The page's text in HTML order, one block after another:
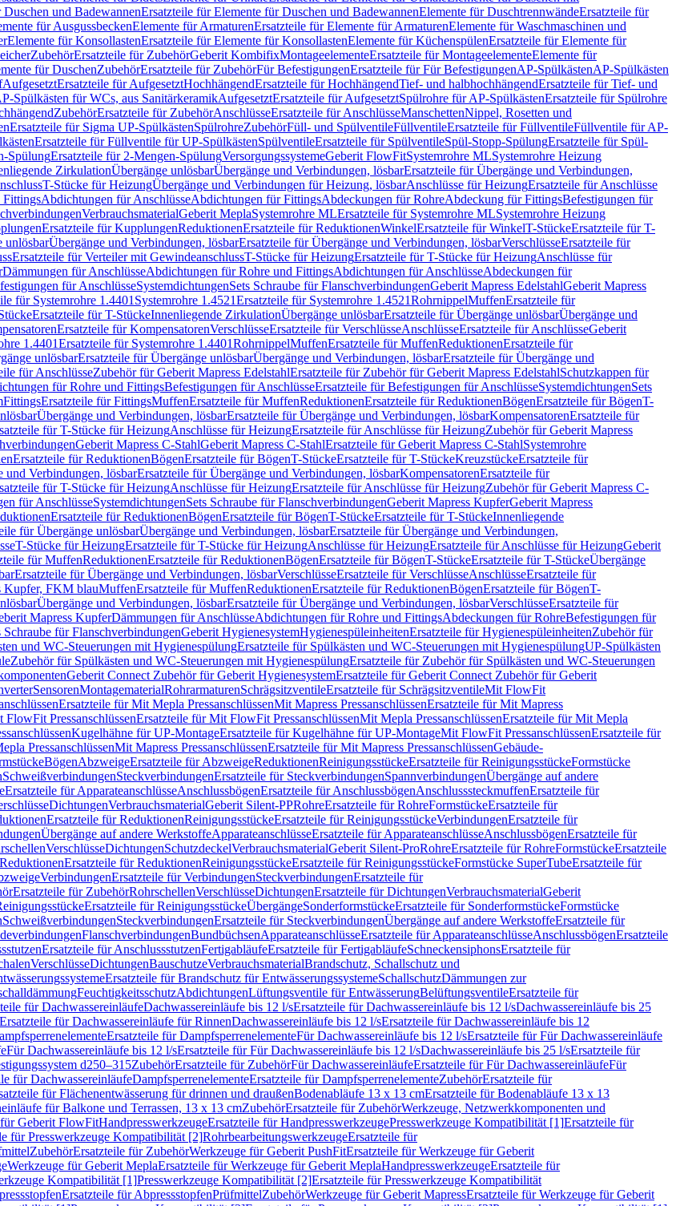
und BadewannenErsatzteile für Elemente für Duschen und BadewannenElemente für DuschtrennwändeErsatzteile für
für AusgussbeckenElemente für ArmaturenErsatzteile für Elemente für ArmaturenElemente für Waschmaschinen und
Elemente für KonsollastenErsatzteile für Elemente für KonsollastenElemente für KüchenspülenErsatzteile für Elemente für
ZubehörErsatzteile für ZubehörGeberit KombifixMontageelementeErsatzteile für MontageelementeElemente für
für DuschenZubehörErsatzteile für ZubehörFür BefestigungenErsatzteile für Für BefestigungenAP-SpülkästenAP-Spülkästen
AufgesetztErsatzteile für AufgesetztHochhängendErsatzteile für HochhängendTief- und halbhochhängendErsatzteile für Tief- und
Spülkästen für WCs, aus SanitärkeramikAufgesetztErsatzteile für AufgesetztSpülrohre für AP-SpülkästenErsatzteile für Spülrohre
ZubehörErsatzteile für ZubehörAnschlüsseErsatzteile für AnschlüsseManschettenNippel, Rosetten und
Ersatzteile für Sigma UP-SpülkästenSpülrohreZubehörFüll- und SpülventileFüllventileErsatzteile für FüllventileFüllventile für AP-
Ersatzteile für Füllventile für UP-SpülkästenSpülventileErsatzteile für SpülventileSpül-Stopp-SpülungErsatzteile für Spül-
SpülungErsatzteile für 2-Mengen-SpülungVersorgungssystemeGeberit FlowFitSystemrohre MLSystemrohre Heizung
ZirkulationÜbergänge unlösbarÜbergänge und Verbindungen, lösbarErsatzteile für Übergänge und Verbindungen,
T-Stücke für HeizungÜbergänge und Verbindungen für Heizung, lösbarAnschlüsse für HeizungErsatzteile für Anschlüsse
FittingsAbdichtungen für AnschlüsseAbdichtungen für FittingsAbdeckungen für RohreAbdeckung für FittingsBefestigungen für
VerbrauchsmaterialGeberit MeplaSystemrohre MLErsatzteile für Systemrohre MLSystemrohre Heizung
Ersatzteile für KupplungenReduktionenErsatzteile für ReduktionenWinkelErsatzteile für WinkelT-StückeErsatzteile für T-
unlösbarÜbergänge und Verbindungen, lösbarErsatzteile für Übergänge und Verbindungen, lösbarVerschlüsseErsatzteile für
Ersatzteile für Verteiler mit GewindeanschlussT-Stücke für HeizungErsatzteile für T-Stücke für HeizungAnschlüsse für
Dämmungen für AnschlüsseAbdichtungen für Rohre und FittingsAbdichtungen für AnschlüsseAbdeckungen für
für AnschlüsseSystemdichtungenSets Schraube für FlanschverbindungenGeberit Mapress EdelstahlGeberit Mapress
für Systemrohre 1.4401 Systemrohre 1.4521Ersatzteile für Systemrohre 1.4521RohrnippelMuffenErsatzteile für
Ersatzteile für T-StückeInnenliegende ZirkulationÜbergänge unlösbarErsatzteile für Übergänge unlösbarÜbergänge und
Ersatzteile für KompensatorenVerschlüsseErsatzteile für VerschlüsseAnschlüsseErsatzteile für AnschlüsseGeberit
1.4401Ersatzteile für Systemrohre 1.4401RohrnippelMuffenErsatzteile für MuffenReduktionenErsatzteile für
unlösbarErsatzteile für Übergänge unlösbarÜbergänge und Verbindungen, lösbarErsatzteile für Übergänge und
für AnschlüsseZubehör für Geberit Mapress EdelstahlErsatzteile für Zubehör für Geberit Mapress EdelstahlSchutzkappen für
für Rohre und FittingsBefestigungen für AnschlüsseErsatzteile für Befestigungen für AnschlüsseSystemdichtungenSets
FittingsErsatzteile für FittingsMuffenErsatzteile für MuffenReduktionenErsatzteile für ReduktionenBögenErsatzteile für BögenT-
Übergänge und Verbindungen, lösbarErsatzteile für Übergänge und Verbindungen, lösbarKompensatorenErsatzteile für
für T-Stücke für HeizungAnschlüsse für HeizungErsatzteile für Anschlüsse für HeizungZubehör für Geberit Mapress
Geberit Mapress C-StahlGeberit Mapress C-StahlErsatzteile für Geberit Mapress C-StahlSystemrohre
Ersatzteile für ReduktionenBögenErsatzteile für BögenT-StückeErsatzteile für T-StückeKreuzstückeErsatzteile für
und Verbindungen, lösbarErsatzteile für Übergänge und Verbindungen, lösbarKompensatorenErsatzteile für
für T-Stücke für HeizungAnschlüsse für HeizungErsatzteile für Anschlüsse für HeizungZubehör für Geberit Mapress C-
für AnschlüsseSystemdichtungenSets Schraube für FlanschverbindungenGeberit Mapress KupferGeberit Mapress
Ersatzteile für ReduktionenBögenErsatzteile für BögenT-StückeErsatzteile für T-StückeInnenliegende
für Übergänge unlösbarÜbergänge und Verbindungen, lösbarErsatzteile für Übergänge und Verbindungen,
T-Stücke für HeizungErsatzteile für T-Stücke für HeizungAnschlüsse für HeizungErsatzteile für Anschlüsse für HeizungGeberit
für MuffenReduktionenErsatzteile für ReduktionenBögenErsatzteile für BögenT-StückeErsatzteile für T-StückeÜbergänge
Ersatzteile für Übergänge und Verbindungen, lösbarVerschlüsseErsatzteile für VerschlüsseAnschlüsseErsatzteile für
Kupfer, FKM blauMuffenErsatzteile für MuffenReduktionenErsatzteile für ReduktionenBögenErsatzteile für BögenT-
Übergänge und Verbindungen, lösbarErsatzteile für Übergänge und Verbindungen, lösbarVerschlüsseErsatzteile für
Mapress KupferDämmungen für AnschlüsseAbdichtungen für Rohre und FittingsAbdeckungen für RohreBefestigungen für
Schraube für FlanschverbindungenGeberit HygienesystemHygienespüleinheitenErsatzteile für HygienespüleinheitenZubehör für
und WC-Steuerungen mit HygienespülungErsatzteile für Spülkästen und WC-Steuerungen mit HygienespülungUP-Spülkästen
Zubehör für Spülkästen und WC-Steuerungen mit HygienespülungErsatzteile für Zubehör für Spülkästen und WC-Steuerungen
Geberit Connect Zubehör für Geberit HygienesystemErsatzteile für Geberit Connect Zubehör für Geberit
SensorenMontagematerialRohrarmaturenSchrägsitzventileErsatzteile für SchrägsitzventileMit FlowFit
Ersatzteile für Mit Mepla PressanschlüssenMit Mapress PressanschlüssenErsatzteile für Mit Mapress
FlowFit PressanschlüssenErsatzteile für Mit FlowFit PressanschlüssenMit Mepla PressanschlüssenErsatzteile für Mit Mepla
Kugelhähne für UP-MontageErsatzteile für Kugelhähne für UP-MontageMit FlowFit PressanschlüssenErsatzteile für
PressanschlüssenMit Mapress PressanschlüssenErsatzteile für Mit Mapress PressanschlüssenGebäude-
BögenAbzweigeErsatzteile für AbzweigeReduktionenReinigungsstückeErsatzteile für ReinigungsstückeFormstücke
SchweißverbindungenSteckverbindungenErsatzteile für SteckverbindungenSpannverbindungenÜbergänge auf andere
Ersatzteile für ApparateanschlüsseAnschlussbögenErsatzteile für AnschlussbögenAnschlusssteckmuffenErsatzteile für
DichtungenVerbrauchsmaterialGeberit Silent-PPRohreErsatzteile für RohreFormstückeErsatzteile für
Ersatzteile für ReduktionenReinigungsstückeErsatzteile für ReinigungsstückeVerbindungenErsatzteile für
Übergänge auf andere WerkstoffeApparateanschlüsseErsatzteile für ApparateanschlüsseAnschlussbögenErsatzteile für
VerschlüsseDichtungenSchutzdeckelVerbrauchsmaterialGeberit Silent-ProRohreErsatzteile für RohreFormstückeErsatzteile
ReduktionenErsatzteile für ReduktionenReinigungsstückeErsatzteile für ReinigungsstückeFormstücke SuperTubeErsatzteile für
VerbindungenErsatzteile für VerbindungenSteckverbindungenErsatzteile für
Ersatzteile für ZubehörRohrschellenVerschlüsseDichtungenErsatzteile für DichtungenVerbrauchsmaterialGeberit
Ersatzteile für ReinigungsstückeÜbergängeSonderformstückeErsatzteile für SonderformstückeFormstücke
SchweißverbindungenSteckverbindungenErsatzteile für SteckverbindungenÜbergänge auf andere WerkstoffeErsatzteile für
FlanschverbindungenBundbüchsenApparateanschlüsseErsatzteile für ApparateanschlüsseAnschlussbögenErsatzteile
Ersatzteile für AnschlussstutzenFertigabläufeErsatzteile für FertigabläufeSchneckensiphonsErsatzteile für
VerschlüsseDichtungenBauschutzeVerbrauchsmaterialBrandschutz, Schallschutz und
Ersatzteile für Brandschutz für EntwässerungssystemeSchallschutzDämmungen zur
FeuchtigkeitsschutzAbdichtungenLüftungsventile für EntwässerungBelüftungsventileErsatzteile für
für DachwassereinläufeDachwassereinläufe bis 12 l/sErsatzteile für Dachwassereinläufe bis 12 l/sDachwassereinläufe bis 25
Ersatzteile für Dachwassereinläufe für RinnenDachwassereinläufe bis 12 l/sErsatzteile für Dachwassereinläufe bis 12
Ersatzteile für DampfsperrenelementeFür Dachwassereinläufe bis 12 l/sErsatzteile für Für Dachwassereinläufe
Für Dachwassereinläufe bis 12 l/sErsatzteile für Für Dachwassereinläufe bis 12 l/sDachwassereinläufe bis 25 l/sErsatzteile für
d250–315ZubehörErsatzteile für ZubehörFür DachwassereinläufeErsatzteile für Für DachwassereinläufeFür
für DachwassereinläufeDampfsperrenelementeErsatzteile für DampfsperrenelementeZubehörErsatzteile für
für Flächenentwässerung für drinnen und draußenBodenabläufe 13 x 13 cmErsatzteile für Bodenabläufe 13 x 13
für Balkone und Terrassen, 13 x 13 cmZubehörErsatzteile für ZubehörWerkzeuge, Netzwerkkomponenten und
Geberit FlowFitHandpresswerkzeugeErsatzteile für HandpresswerkzeugePresswerkzeuge Kompatibilität [1]Ersatzteile für
für Presswerkzeuge Kompatibilität [2]RohrbearbeitungswerkzeugeErsatzteile für
ZubehörErsatzteile für ZubehörWerkzeuge für Geberit PushFitErsatzteile für Werkzeuge für Geberit
Werkzeuge für Geberit MeplaErsatzteile für Werkzeuge für Geberit MeplaHandpresswerkzeugeErsatzteile für
Kompatibilität [1]Presswerkzeuge Kompatibilität [2]Ersatzteile für Presswerkzeuge Kompatibilität
Ersatzteile für AbpressstopfenPrüfmittelZubehörWerkzeuge für Geberit MapressErsatzteile für Werkzeuge für Geberit